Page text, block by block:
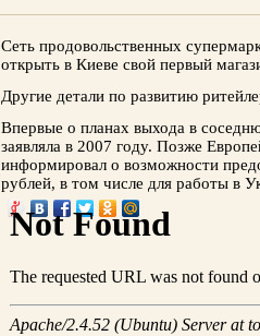
Сеть продовольственных
открыть в Киеве свой первый
Другие детали по развитию
Впервые о планах выхода в
заявляла в 2007 году. Позже
информировал о возможности
рублей, в том числе для работы в